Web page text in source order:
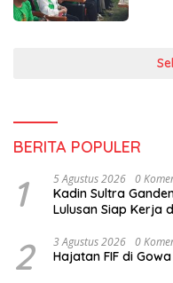
BERITA POPULER
1 5 Agustus 2026 0
Kadin Sultra
Lulusan Siap Kerja
2 3 Agustus 2026 0
Hajatan FIF di